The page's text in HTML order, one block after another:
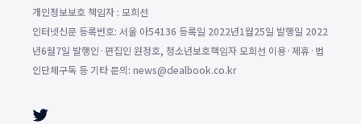
개인정보보호 책임자 : 모희선
인터넷신문 등록번호: 서울 아54136 등록일 2022년1월25일 발행일 2022
년6월7일 발행인·편집인 원정호, 청소년보호책임자 모희선 이용·제휴·법
인단체구독 등 기타 문의: news@dealbook.co.kr